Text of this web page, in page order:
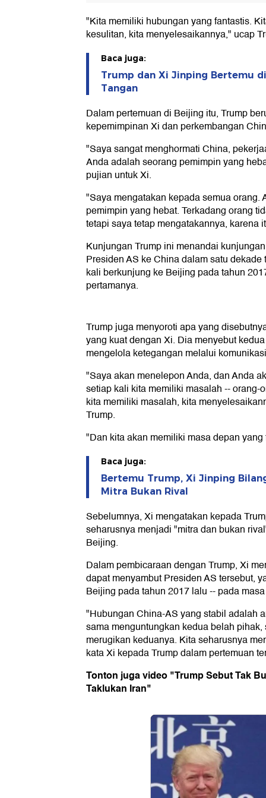
"Kita memiliki hubungan yang fantastis.
kesulitan, kita menyelesaikannya," ucap
Baca juga:
Trump dan Xi Jinping Bertemu
Tangan
Dalam pertemuan di Beijing itu, Trump
kepemimpinan Xi dan perkembangan
"Saya sangat menghormati China,
Anda adalah seorang pemimpin yang
pujian untuk Xi.
"Saya mengatakan kepada semua orang.
pemimpin yang hebat. Terkadang orang
tetapi saya tetap mengatakannya, karena
Kunjungan Trump ini menandai
Presiden AS ke China dalam satu
kali berkunjung ke Beijing pada tahun
pertamanya.
Trump juga menyoroti apa yang
yang kuat dengan Xi. Dia menyebut
mengelola ketegangan melalui
"Saya akan menelepon Anda, dan Anda
setiap kali kita memiliki masalah -- orang-
kita memiliki masalah, kita
Trump.
"Dan kita akan memiliki masa depan
Baca juga:
Bertemu Trump, Xi Jinping
Mitra Bukan Rival
Sebelumnya, Xi mengatakan kepada
seharusnya menjadi "mitra dan bukan
Beijing.
Dalam pembicaraan dengan Trump, Xi
dapat menyambut Presiden AS tersebut,
Beijing pada tahun 2017 lalu -- pada
"Hubungan China-AS yang stabil adalah
sama menguntungkan kedua belah
merugikan keduanya. Kita seharusnya
kata Xi kepada Trump dalam pertemuan
Tonton juga video "Trump Sebut Tak
Taklukan Iran"